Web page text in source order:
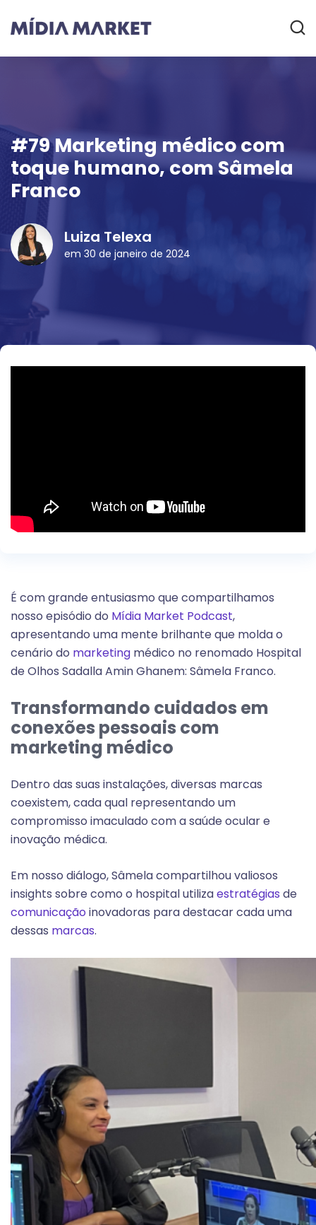
#79 Marketing médico com
toque humano, com Sâmela
Franco
Luiza Telexa
em 30 de janeiro de 2024
É com grande entusiasmo que compartilhamos
nosso episódio do Mídia Market Podcast,
apresentando uma mente brilhante que molda o
cenário do marketing médico no renomado Hospital
de Olhos Sadalla Amin Ghanem: Sâmela Franco.
Transformando cuidados em
conexões pessoais com
marketing médico
Dentro das suas instalações, diversas marcas
coexistem, cada qual representando um
compromisso imaculado com a saúde ocular e
inovação médica.
Em nosso diálogo, Sâmela compartilhou valiosos
insights sobre como o hospital utilizaestratégias de
comunicação inovadoras para destacar cada uma
dessas marcas.